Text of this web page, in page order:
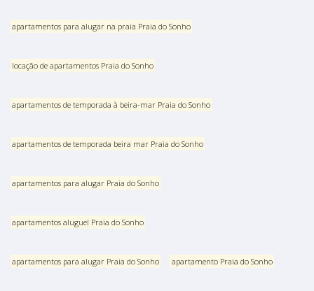
apartamentos para alugar na praia Praia do Sonho
locação de apartamentos Praia do Sonho
apartamentos de temporada à beira-mar Praia do Sonho
apartamentos de temporada beira mar Praia do Sonho
apartamentos para alugar Praia do Sonho
apartamentos aluguel Praia do Sonho
apartamentos para alugar Praia do Sonho apartamento Praia do Sonho